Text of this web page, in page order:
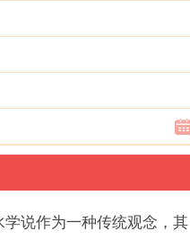
说作为一种传统观念，其